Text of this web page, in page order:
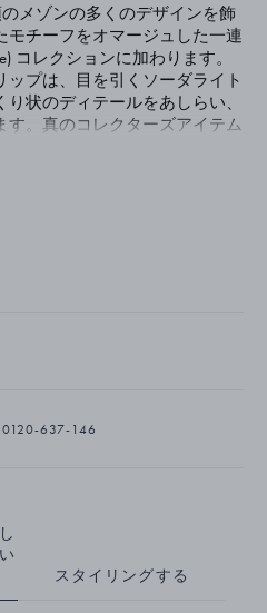
メゾンの多くのデザインを飾
モチーフをオマージュした一連
コレクションに加わります。
プは、目を引くソーダライト
状のディテールをあしらい、
。真のコレクターズアイテム
637-146
スタイリングする